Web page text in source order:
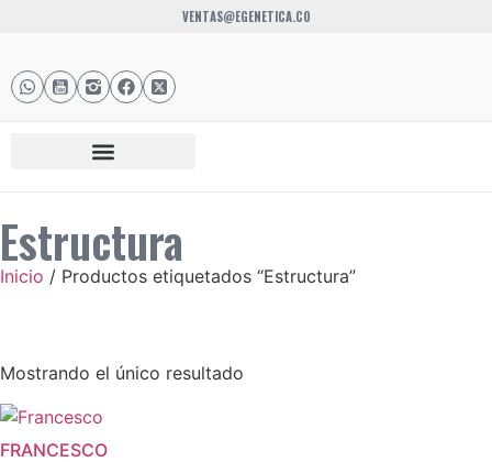
VENTAS@EGENETICA.CO
Estructura
Inicio / Productos etiquetados “Estructura”
Mostrando el único resultado
FRANCESCO